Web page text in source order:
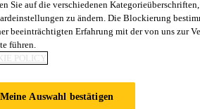
Sie auf die verschiedenen
zu ändern. Die Blockierung
beeinträchtigten Erfahrung mit der von uns zur
führen.
POLICY
Meine Auswahl bestätigen